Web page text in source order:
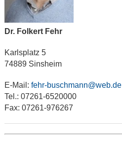
Dr. Folkert Fehr
Karlsplatz 5
74889 Sinsheim
E-Mail: fehr-buschmann@web.de
Tel.: 07261-6520000
Fax: 07261-976267